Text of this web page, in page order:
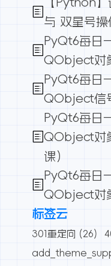
与 双星号
PyQt6每日
QObject对
PyQt6每日
QObject信
PyQt6每日
QObject对
课）
PyQt6每日
QObject对
标签云
301重定向 (26)